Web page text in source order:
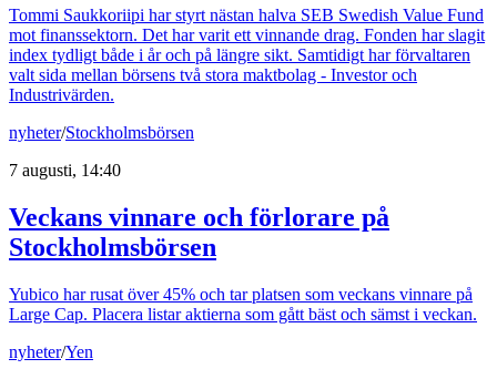
Tommi Saukkoriipi har styrt nästan halva SEB Swedish Value Fund
mot finanssektorn. Det har varit ett vinnande drag. Fonden har slagit
index tydligt både i år och på längre sikt. Samtidigt har förvaltaren
valt sida mellan börsens två stora maktbolag - Investor och
Industrivärden.
nyheter/Stockholmsbörsen
7 augusti, 14:40
Veckans vinnare och förlorare på
Stockholmsbörsen
Yubico har rusat över 45% och tar platsen som veckans vinnare på
Large Cap. Placera listar aktierna som gått bäst och sämst i veckan.
nyheter/Yen